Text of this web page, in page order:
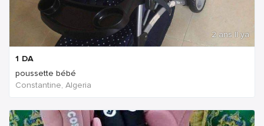
2 ans Il ya
1 DA
poussette bébé
Constantine, Algeria